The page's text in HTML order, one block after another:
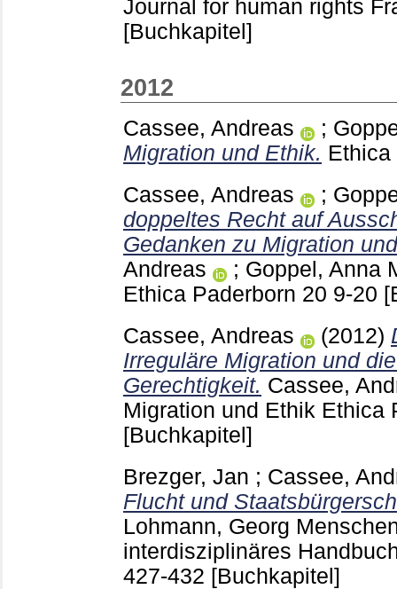
Journal for human rights
[Buchkapitel]
2012
Cassee, Andreas ;
Migration und Ethik.
Cassee, Andreas
;
doppeltes Recht auf
Gedanken zu Migration
Andreas
; Goppel, Anna
Ethica Paderborn 20 9-20
Cassee, Andreas
(2012)
Irreguläre Migration und
Gerechtigkeit. Cassee,
Migration und Ethik Ethica
[Buchkapitel]
Brezger, Jan ; Cassee,
Flucht und
Lohmann, Georg
interdisziplinäres
427-432 [Buchkapitel]